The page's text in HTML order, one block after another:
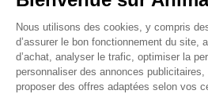
Plateforme de
Nous utilisons des cookies, y compris
d’assurer le bon fonctionnement du site,
d’achat, analyser le trafic, optimiser la
personnaliser des annonces
proposer des offres adaptées selon vos
Ces produits